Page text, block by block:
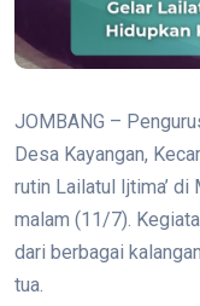
JOMBANG –
Desa Kayangan,
rutin Lailatul Ijtima’ di
malam (11/7).
dari berbagai
tua.